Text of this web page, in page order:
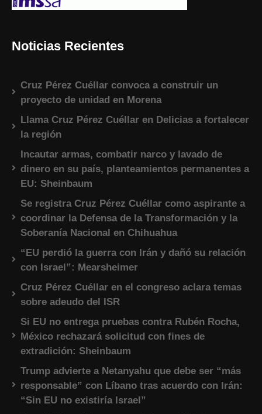
Noticias Recientes
Cruz Pérez Cuéllar convoca a construir un
proyecto de unidad en Morena
Llama Cruz Pérez Cuéllar en Delicias a fortalecer
la región
Incautar armas, combatir narco y lavado de
dinero en su país, planteamientos permanentes a
EU: Sheinbaum
Se registra Cruz Pérez Cuéllar como aspirante a
coordinar la Defensa de la Transformación y la
Soberanía Nacional en Chihuahua
“EU perdió la guerra con Irán y dañó su relación
con Israel”: Mearsheimer
Cruz Pérez Cuéllar en el congreso aclara temas
sobre adeudo del ISR
Si EU no entrega pruebas contra Rubén Rocha,
México rechazará solicitud con fines de
extradición: Sheinbaum
Trump advierte a Netanyahu que debe ser “más
responsable” con Líbano tras acuerdo con Irán:
“Sin EU no existiría Israel”